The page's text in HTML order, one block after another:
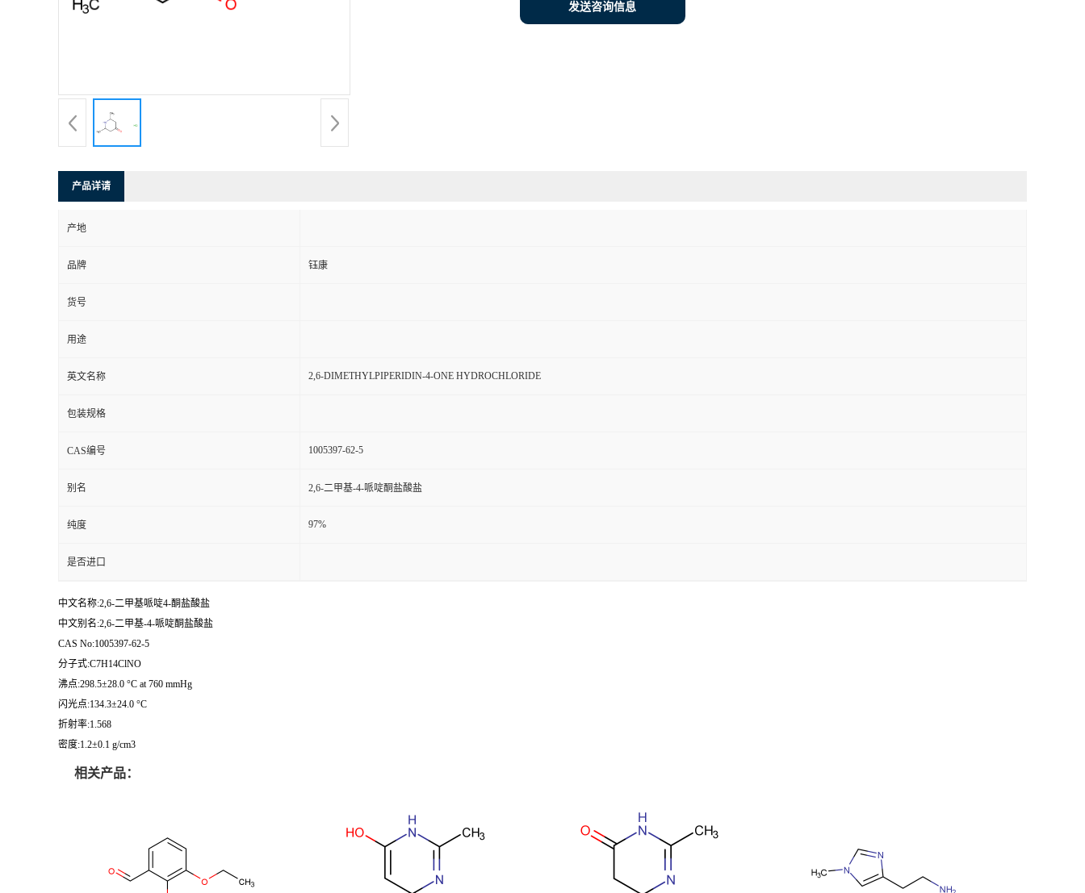
发送咨询信息
产品详请
产地
品牌 钰康
货号
用途
英文名称 2,6-DIMETHYLPIPERIDIN-4-ONE HYDROCHLORIDE
包装规格
CAS编号 1005397-62-5
别名 2,6-二甲基-4-哌啶酮盐酸盐
纯度 97%
是否进口
中文名称:2,6-二甲基哌啶4-酮盐酸盐
中文别名:2,6-二甲基-4-哌啶酮盐酸盐
CAS No:1005397-62-5
分子式:C7H14ClNO
沸点:298.5±28.0 °C at 760 mmHg
闪光点:134.3±24.0 °C
折射率:1.568
密度:1.2±0.1 g/cm3
相关产品：